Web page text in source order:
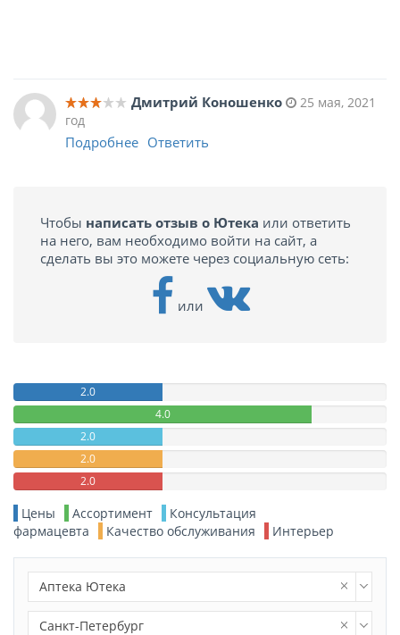
Дмитрий Коношенко
25 мая, 2021
год
Подробнее Ответить
Чтобы написать отзыв о Ютека или ответить
на него, вам необходимо войти на сайт, а
сделать вы это можете через социальную сеть:
или
2.0
4.0
2.0
2.0
2.0
Цены Ассортимент
Консультация
фармацевта
Качество обслуживания Интерьер
Аптека Ютека
Санкт-Петербург